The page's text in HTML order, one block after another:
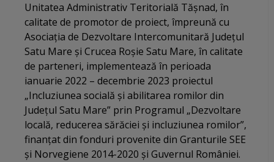
Unitatea Administrativ Teritorială Tășnad, în
calitate de promotor de proiect, împreună cu
Asociația de Dezvoltare Intercomunitară Județul
Satu Mare și Crucea Roșie Satu Mare, în calitate
de parteneri, implementează în perioada
ianuarie 2022 – decembrie 2023 proiectul
„Incluziunea socială și abilitarea romilor din
Județul Satu Mare” prin Programul „Dezvoltare
locală, reducerea sărăciei și incluziunea romilor”,
finanțat din fonduri provenite din Granturile SEE
și Norvegiene 2014-2020 și Guvernul României.